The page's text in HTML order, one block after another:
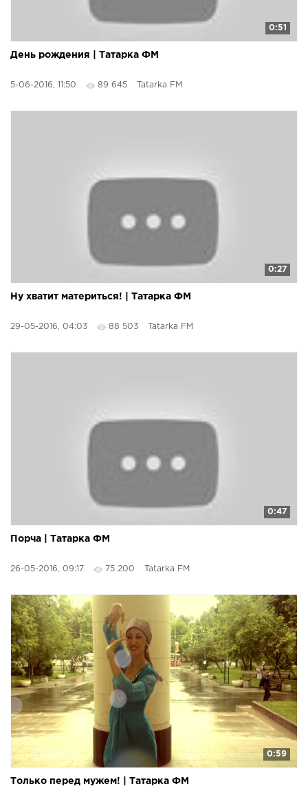
0:51
День рождения | Татарка ФМ
5-06-2016, 11:50 89 645 Tatarka FM
0:27
Ну хватит материться! | Татарка ФМ
29-05-2016, 04:03 88 503 Tatarka FM
0:47
Порча | Татарка ФМ
26-05-2016, 09:17 75 200 Tatarka FM
0:59
Только перед мужем! | Татарка ФМ